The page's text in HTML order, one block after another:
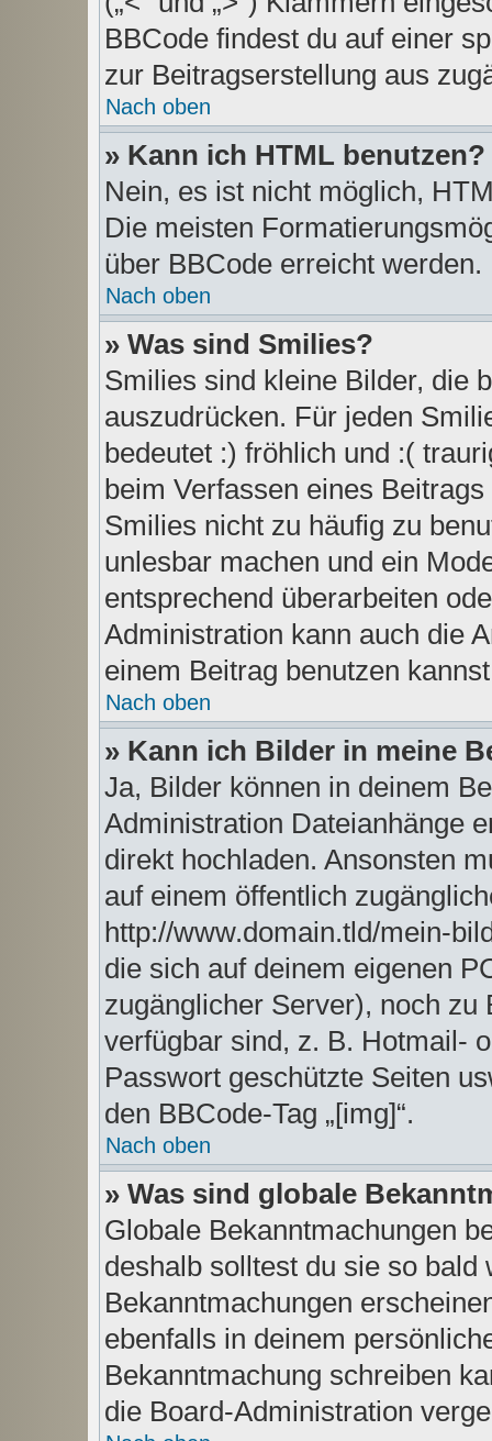
BBCode findest du auf einer
zur Beitragserstellung aus
Nach oben
» Kann ich HTML benutzen?
Nein, es ist nicht möglich,
Die meisten
über BBCode erreicht werden.
Nach oben
» Was sind Smilies?
Smilies sind kleine Bilder, die
auszudrücken. Für jeden
bedeutet :) fröhlich und :(
beim Verfassen eines
Smilies nicht zu häufig zu
unlesbar machen und ein
entsprechend überarbeiten
Administration kann auch die
einem Beitrag benutzen
Nach oben
» Kann ich Bilder in meine
Ja, Bilder können in deinem
Administration Dateianhänge
direkt hochladen. Ansonsten
auf einem öffentlich
http://www.domain.tld/mein-
die sich auf deinem eigenen
zugänglicher Server), noch zu
verfügbar sind, z. B. Hotmail-
Passwort geschützte Seiten
den BBCode-Tag „[img]“.
Nach oben
» Was sind globale
Globale Bekanntmachungen
deshalb solltest du sie so
Bekanntmachungen
ebenfalls in deinem
Bekanntmachung schreiben
die Board-Administration